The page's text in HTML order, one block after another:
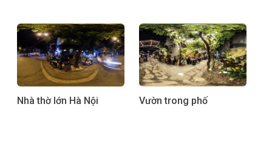
Nhà thờ lớn Hà Nội Vườn trong phố